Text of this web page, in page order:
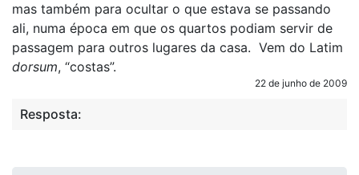
mas também para ocultar o que estava se passando
ali, numa época em que os quartos podiam servir de
passagem para outros lugares da casa. Vem do Latim
dorsum, “costas”.
22 de junho de 2009
Resposta: